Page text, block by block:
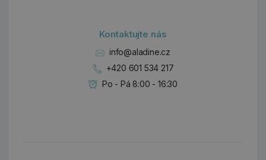
Kontaktujte nás
info@aladine.cz
+420 601 534 217
Po - Pá 8:00 - 16:30